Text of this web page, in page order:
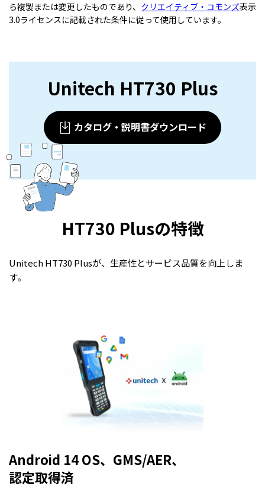
ら複製または変更したものであり、 クリエイティブ・コモンズ表示
3.0ライセンスに記載された条件に従って使用しています。
Unitech HT730 Plus
カタログ・説明書ダウンロード
HT730 Plusの特徴
Unitech HT730 Plusが、生産性とサービス品質を向上しま
す。
Android 14 OS、GMS/AER、
認定取得済